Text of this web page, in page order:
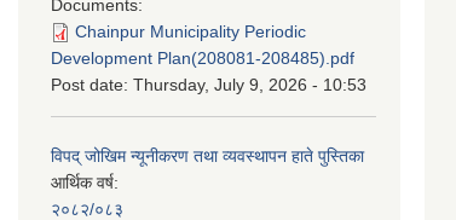
Documents:
Chainpur Municipality Periodic
Development Plan(208081-208485).pdf
Post date: Thursday, July 9, 2026 - 10:53
विपद् जोखिम न्यूनीकरण तथा व्यवस्थापन हाते पुस्तिका
आर्थिक वर्ष:
२०८२/०८३